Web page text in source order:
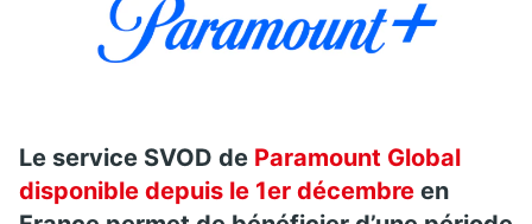
Le service SVOD de Paramount Global
disponible depuis le 1er décembre en